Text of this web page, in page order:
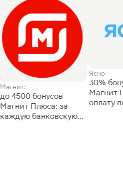
Магнит:
до 4500 бонусов
Магнит Плюса: за
каждую банковскую
Ясно
30%
Магнит
оплату